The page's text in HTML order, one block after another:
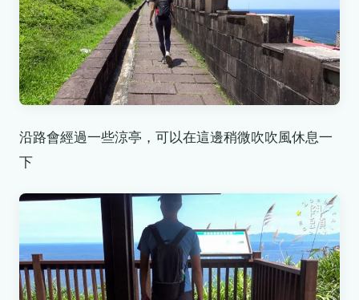
沿路會經過一些涼亭，可以在這邊稍微吹吹風休息一
下